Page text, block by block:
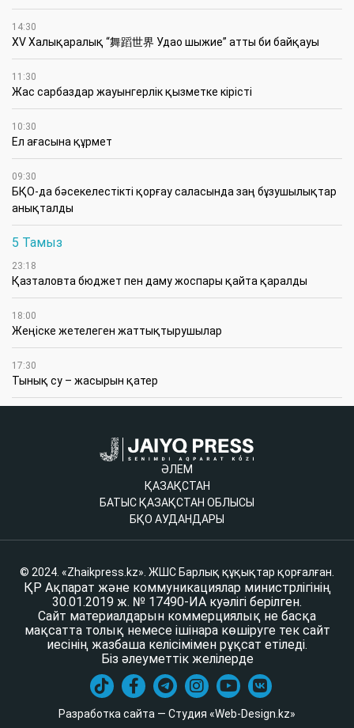
14:30
XV Халықаралық “舞蹈世界 Удао шыжие” атты би байқауы
11:30
Жас сарбаздар жауынгерлік қызметке кірісті
10:30
Ел ағасына құрмет
09:30
БҚО-да бәсекелестікті қорғау саласында заң бұзушылықтар
анықталды
5 Тамыз
23:18
Қазталовта бюджет пен даму жоспары қайта қаралды
18:00
Жеңіске жетелеген жаттықтырушылар
17:30
Тынық су – жасырын қатер
ӘЛЕМ
ҚАЗАҚСТАН
БАТЫС ҚАЗАҚСТАН ОБЛЫСЫ
БҚО АУДАНДАРЫ
© 2024. «Zhaikpress.kz». ЖШС Барлық құқықтар қорғалған.
ҚР Ақпарат және коммуникациялар министрлігінің
30.01.2019 ж. № 17490-ИА куәлігі берілген.
Сайт материалдарын коммерциялық не басқа
мақсатта толық немесе ішінара көшіруге тек сайт
иесінің жазбаша келісімімен рұқсат етіледі.
Біз әлеуметтік желілерде
Разработка сайта — Студия «Web-Design.kz»